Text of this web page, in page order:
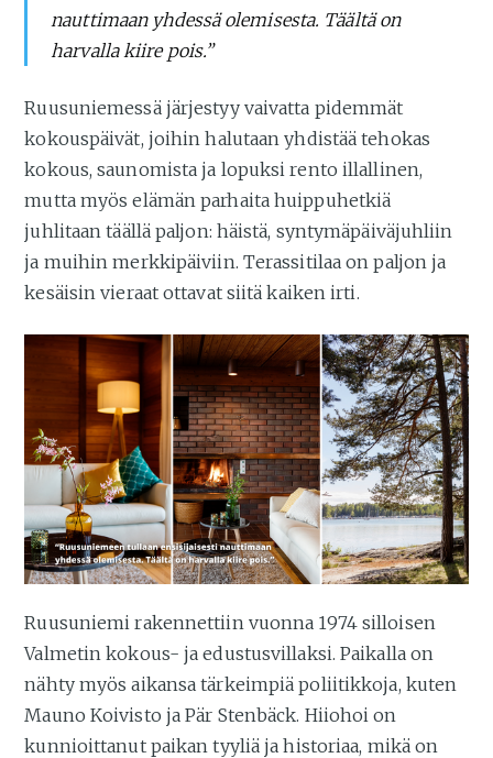
nauttimaan yhdessä olemisesta. Täältä on
harvalla kiire pois.”
Ruusuniemessä järjestyy vaivatta pidemmät
kokouspäivät, joihin halutaan yhdistää tehokas
kokous, saunomista ja lopuksi rento illallinen,
mutta myös elämän parhaita huippuhetkiä
juhlitaan täällä paljon: häistä, syntymäpäiväjuhliin
ja muihin merkkipäiviin. Terassitilaa on paljon ja
kesäisin vieraat ottavat siitä kaiken irti.
Ruusuniemi rakennettiin vuonna 1974 silloisen
Valmetin kokous- ja edustusvillaksi. Paikalla on
nähty myös aikansa tärkeimpiä poliitikkoja, kuten
Mauno Koivisto ja Pär Stenbäck. Hiiohoi on
kunnioittanut paikan tyyliä ja historiaa, mikä on